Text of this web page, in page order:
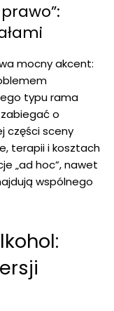
mocny akcent:
typu rama
o
części sceny
terapii i kosztach
„ad hoc”, nawet
wspólnego